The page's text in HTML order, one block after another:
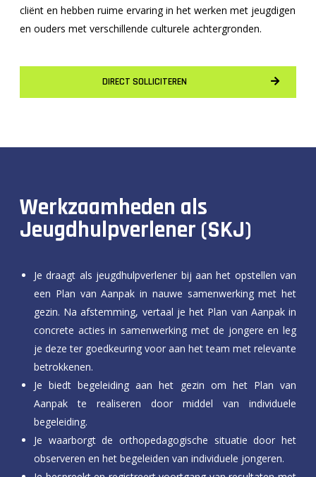
cliënt en hebben ruime ervaring in het werken met jeugdigen
en ouders met verschillende culturele achtergronden.
DIRECT SOLLICITEREN
Werkzaamheden als
Jeugdhulpverlener (SKJ)
Je draagt als jeugdhulpverlener bij aan het opstellen van
een Plan van Aanpak in nauwe samenwerking met het
gezin. Na afstemming, vertaal je het Plan van Aanpak in
concrete acties in samenwerking met de jongere en leg
je deze ter goedkeuring voor aan het team met relevante
betrokkenen.
Je biedt begeleiding aan het gezin om het Plan van
Aanpak te realiseren door middel van individuele
begeleiding.
Je waarborgt de orthopedagogische situatie door het
observeren en het begeleiden van individuele jongeren.